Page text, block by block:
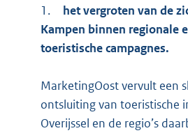
1.
het vergroten van de
Kampen binnen regionale
toeristische campagnes.
MarketingOost vervult een
ontsluiting van toeristische
Overijssel en de regio’s